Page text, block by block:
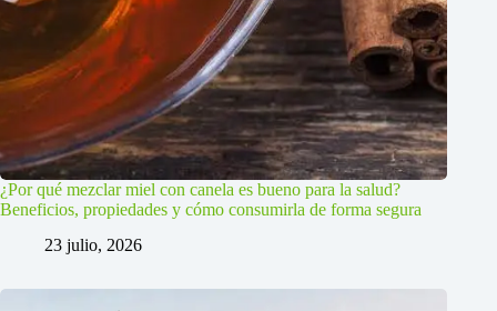
¿Por qué mezclar miel con canela es bueno para la salud?
Beneficios, propiedades y cómo consumirla de forma segura
23 julio, 2026